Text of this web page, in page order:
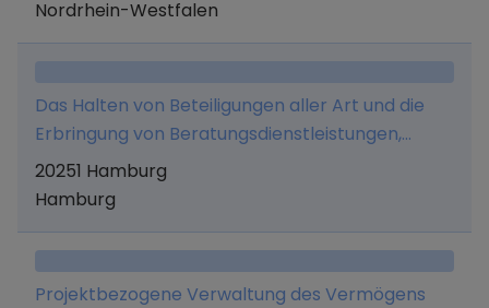
Nordrhein-Westfalen
Das Halten von Beteiligungen aller Art und die
Erbringung von Beratungsdienstleistungen,
insbesondere im Bereich erneuerbarer Energien,
im eigenen Namen und auf eigene Rechnung.
20251 Hamburg
Hamburg
Projektbezogene Verwaltung des Vermögens